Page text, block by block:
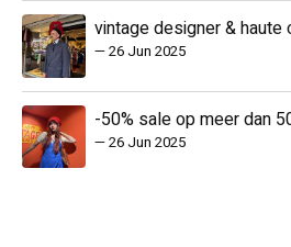
vintage designer & haute
—26 Jun 2025
-50% sale op meer dan
—26 Jun 2025